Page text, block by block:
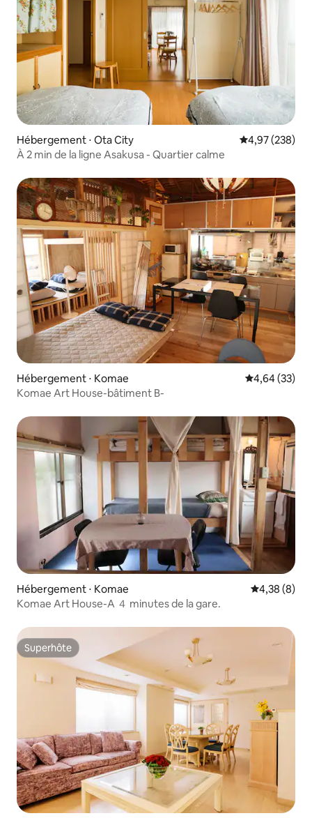
Hébergement ⋅ Ota City Évaluation
4,97 (238)
À 2 min de la ligne Asakusa - Quartier calme
Hébergement ⋅ Komae Évaluation
4,64 (33)
Komae Art House-bâtiment B-
Hébergement ⋅ Komae Évaluation
4,38 (8)
Komae Art House-A ４ minutes de la gare.
Superhôte
Superhôte